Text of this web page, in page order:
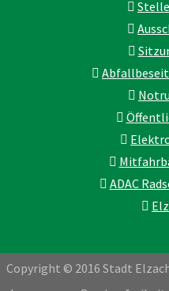
ADAC
Copyright © 2016 Stadt